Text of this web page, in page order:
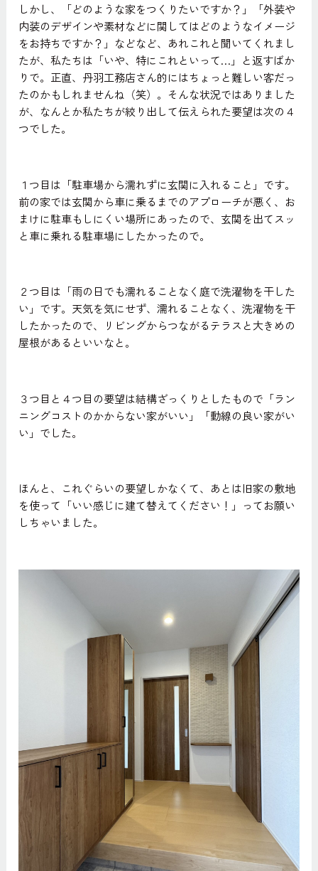
しかし、「どのような家をつくりたいですか？」「外装や
内装のデザインや素材などに関してはどのようなイメージ
をお持ちですか？」などなど、あれこれと聞いてくれまし
たが、私たちは「いや、特にこれといって…」と返すばか
りで。正直、丹羽工務店さん的にはちょっと難しい客だっ
たのかもしれませんね（笑）。そんな状況ではありました
が、なんとか私たちが絞り出して伝えられた要望は次の４
つでした。
１つ目は「駐車場から濡れずに玄関に入れること」です。
前の家では玄関から車に乗るまでのアプローチが悪く、お
まけに駐車もしにくい場所にあったので、玄関を出てスッ
と車に乗れる駐車場にしたかったので。
２つ目は「雨の日でも濡れることなく庭で洗濯物を干した
い」です。天気を気にせず、濡れることなく、洗濯物を干
したかったので、リビングからつながるテラスと大きめの
屋根があるといいなと。
３つ目と４つ目の要望は結構ざっくりとしたもので「ラン
ニングコストのかからない家がいい」「動線の良い家がい
い」でした。
ほんと、これぐらいの要望しかなくて、あとは旧家の敷地
を使って「いい感じに建て替えてください！」ってお願い
しちゃいました。